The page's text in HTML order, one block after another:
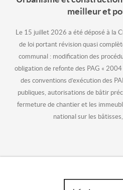
meilleur et
Le 15 juillet 2026 a été déposé à la
de loi portant révision quasi
communal : modification des
obligation de refonte des PAG «
des conventions d’exécution des
publiques, autorisations de bâtir
fermeture de chantier et les
national sur les